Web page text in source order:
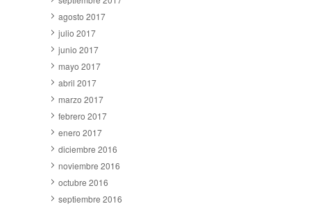
agosto 2017
julio 2017
junio 2017
mayo 2017
abril 2017
marzo 2017
febrero 2017
enero 2017
diciembre 2016
noviembre 2016
octubre 2016
septiembre 2016